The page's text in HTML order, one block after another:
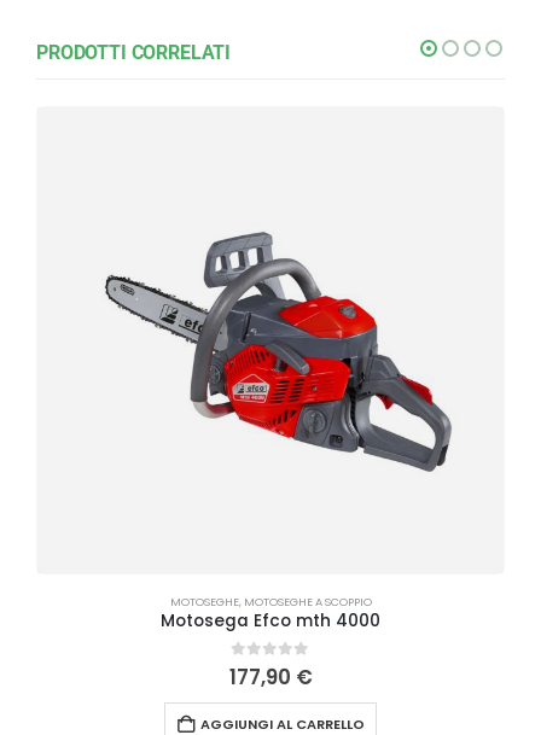
PRODOTTI CORRELATI
MOTOSEGHE, MOTOSEGHE A SCOPPIO
Motosega Efco mth 4000
0Su 5
177,90 €
AGGIUNGI AL CARRELLO